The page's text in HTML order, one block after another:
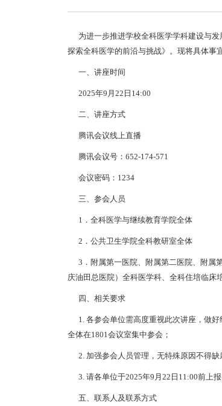
为进一步推进学校全科医学学科建设与发
探索全科医学的前沿与挑战》。现将具体事
一、讲座时间
2025年9月22日14:00
二、讲座方式
腾讯会议线上直播
腾讯会议号：652-174-571
会议密码：1234
三、参会人员
1．全科医学与继续教育学院全体
2．公共卫生学院全科教研室全体
3．附属第一医院、附属第二医院、附属
庆油田总医院）全科医学科、全科住培临床
四、相关要求
1. 各参会单位需高度重视此次讲座，做好
全体在1801会议室集中参会；
2. 加强参会人员管理，无特殊原因不得缺
3. 请各单位于2025年9月22日11:00前上报
五、联系人及联系方式